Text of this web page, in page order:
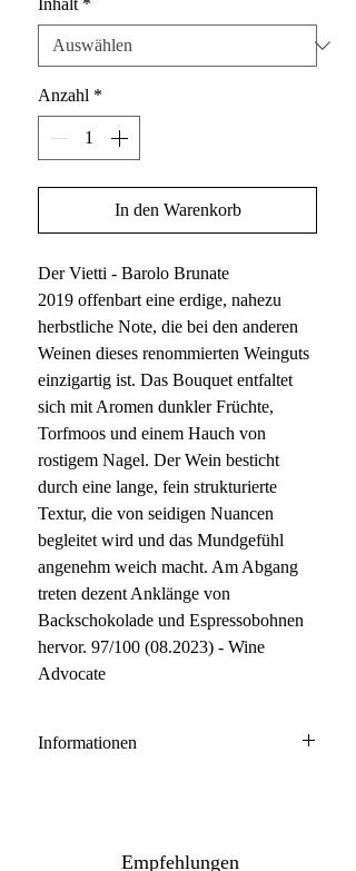
Anzahl *
In den Warenkorb
Der Vietti - Barolo Brunate
2019 offenbart eine erdige, nahezu
herbstliche Note, die bei den anderen
Weinen dieses renommierten Weinguts
einzigartig ist. Das Bouquet entfaltet
sich mit Aromen dunkler Früchte,
Torfmoos und einem Hauch von
rostigem Nagel. Der Wein besticht
durch eine lange, fein strukturierte
Textur, die von seidigen Nuancen
begleitet wird und das Mundgefühl
angenehm weich macht. Am Abgang
treten dezent Anklänge von
Backschokolade und Espressobohnen
hervor. 97/100 (08.2023) - Wine
Advocate
Informationen
Ausbau: 30 Monate Barrique/Holzfass
Empfehlungen